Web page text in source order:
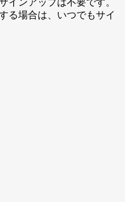
る場合は、いつでもサイ